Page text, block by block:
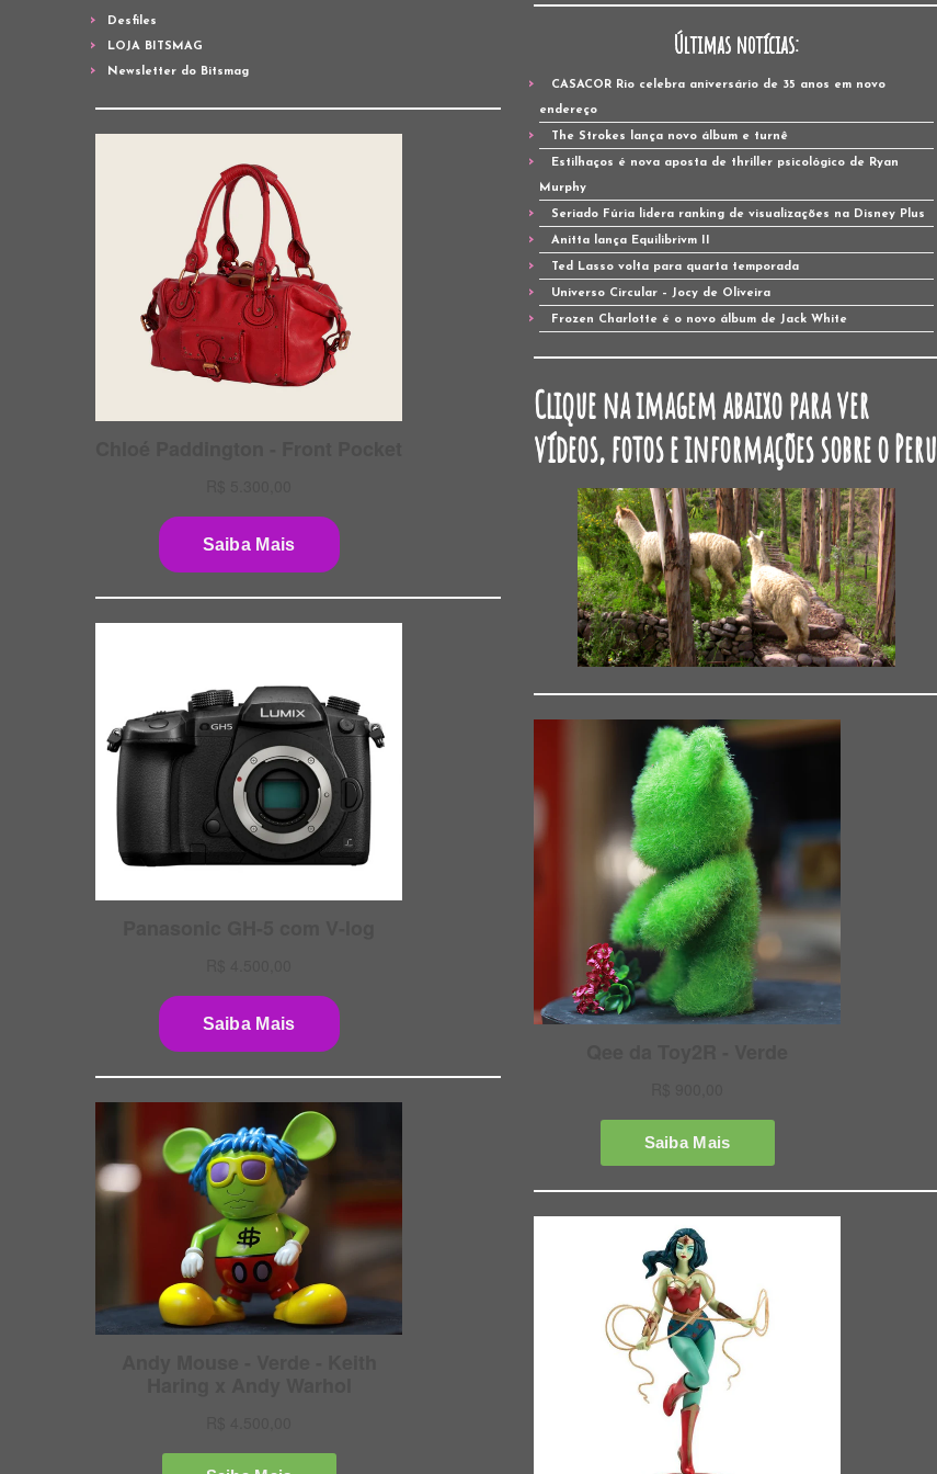
Desfiles
LOJA BITSMAG
Newsletter do Bitsmag
Últimas notícias:
CASACOR Rio celebra aniversário de 35 anos em novo
endereço
The Strokes lança novo álbum e turnê
Estilhaços é nova aposta de thriller psicológico de Ryan
Murphy
Seriado Fúria lidera ranking de visualizações na Disney Plus
Anitta lança Equilibrivm II
Ted Lasso volta para quarta temporada
Universo Circular – Jocy de Oliveira
Frozen Charlotte é o novo álbum de Jack White
Clique na imagem abaixo para ver
vídeos, fotos e informações sobre o Peru